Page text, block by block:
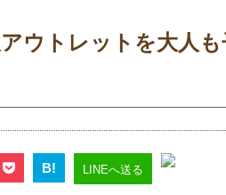
ウトレットを大人
B! LINEへ送る